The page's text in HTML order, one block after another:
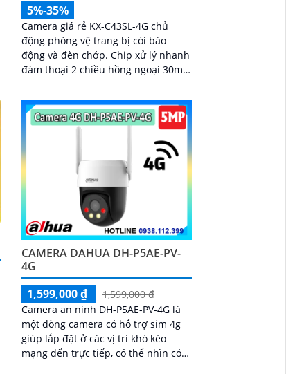
5%-35%
Camera giá rẻ KX-C43SL-4G chủ
động phòng vệ trang bị còi báo
động và đèn chớp. Chip xử lý nhanh
đàm thoại 2 chiều hồng ngoại 30m
pin năng lượng...
CAMERA DAHUA DH-P5AE-PV-
4G
1,599,000 ₫
1,599,000 ₫
Camera an ninh DH-P5AE-PV-4G là
một dòng camera có hỗ trợ sim 4g
giúp lắp đặt ở các vị trí khó kéo
mạng đến trực tiếp, có thể nhìn có